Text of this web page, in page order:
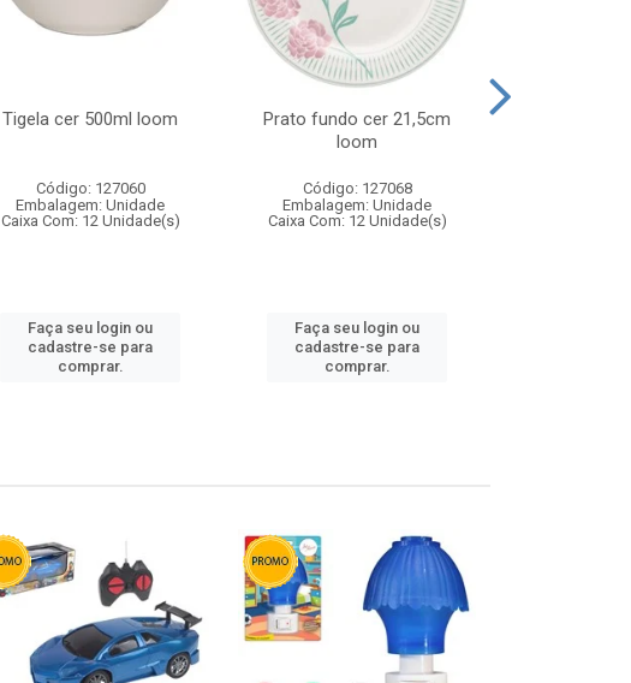
Tigela cer 500ml loom
Código: 127060
Embalagem: Unidade
Caixa Com: 12 Unidade(s)
Faça seu login ou
cadastre-se para
comprar.
Prato fundo cer 21,5cm
loom
Código: 127068
Embalagem: Unidade
Caixa Com: 12 Unidade(s)
Faça seu login ou
cadastre-se para
comprar.